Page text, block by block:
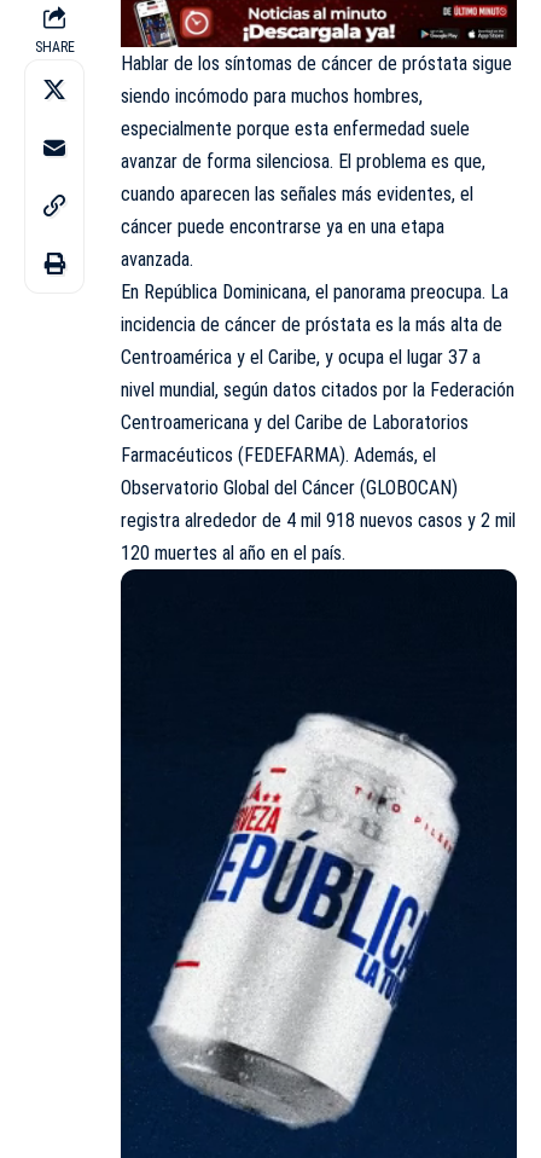
SHARE
Hablar de los síntomas de cáncer de próstata sigue
siendo incómodo para muchos hombres,
especialmente porque esta enfermedad suele
avanzar de forma silenciosa. El problema es que,
cuando aparecen las señales más evidentes, el
cáncer puede encontrarse ya en una etapa
avanzada.
En República Dominicana, el panorama preocupa. La
incidencia de cáncer de próstata es la más alta de
Centroamérica y el Caribe, y ocupa el lugar 37 a
nivel mundial, según datos citados por la Federación
Centroamericana y del Caribe de Laboratorios
Farmacéuticos (FEDEFARMA). Además, el
Observatorio Global del Cáncer (GLOBOCAN)
registra alrededor de 4 mil 918 nuevos casos y 2 mil
120 muertes al año en el país.